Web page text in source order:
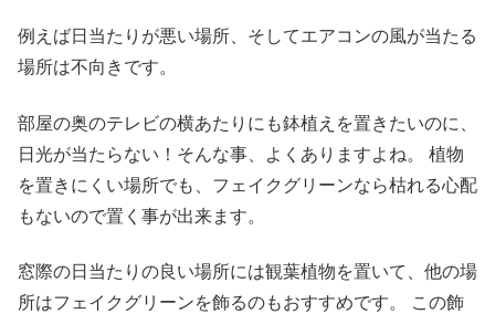
例えば日当たりが悪い場所、そしてエアコンの風が当たる
場所は不向きです。
部屋の奥のテレビの横あたりにも鉢植えを置きたいのに、
日光が当たらない！そんな事、よくありますよね。 植物
を置きにくい場所でも、フェイクグリーンなら枯れる心配
もないので置く事が出来ます。
窓際の日当たりの良い場所には観葉植物を置いて、他の場
所はフェイクグリーンを飾るのもおすすめです。 この飾